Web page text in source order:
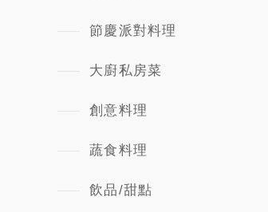
節慶派對料理
大廚私房菜
創意料理
蔬食料理
飲品/甜點